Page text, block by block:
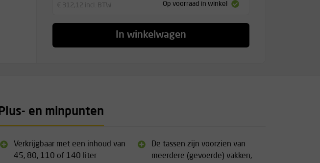
€ 312,12 incl. BTW
Op voorraad in winkel
In winkelwagen
Plus- en minpunten
Verkrijgbaar met een inhoud van
45, 80, 110 of 140 liter
De tassen zijn voorzien van
meerdere (gevoerde) vakken,